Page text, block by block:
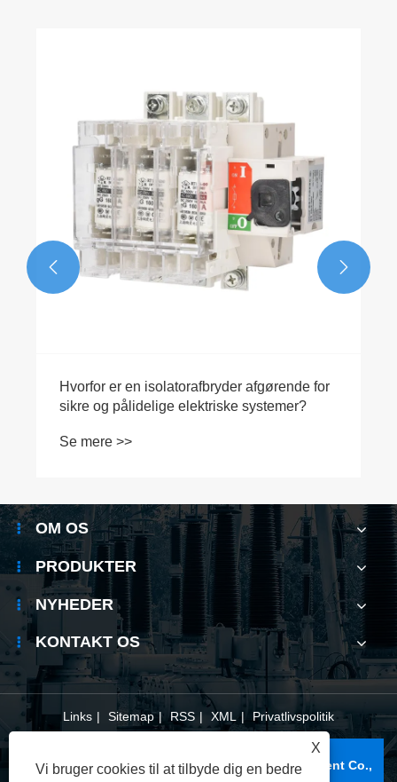
sikringsisolator-afbryder overleve saltluft og
nye sikkerhedsregler?
Se mere >>
 
OM OS
PRODUKTER
NYHEDER
KONTAKT OS
Links | Sitemap | RSS | XML | Privatlivspolitik
Copyright © 2025 Wenzhou Xifa Electrical Equipment Co.,
X
Vi bruger cookies til at tilbyde dig en bedre